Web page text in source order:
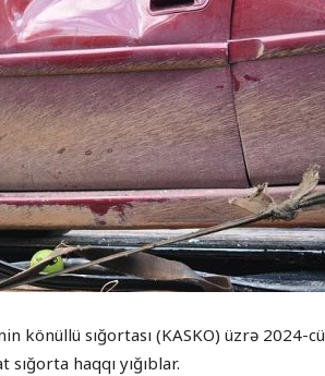
könüllü sığortası (KASKO) üzrə 2024-cü
haqqı yığıblar.